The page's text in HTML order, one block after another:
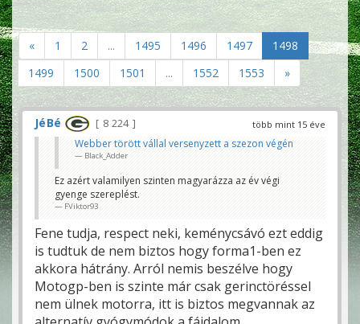
« 1 2 ... 1495 1496 1497
1498
1499
1500 1501 ... 1552 1553 »
több mint 15 éve
JéBé
8 224
Webber törött vállal versenyzett a szezon végén
Black_Adder
Ez azért valamilyen szinten magyarázza az év végi
gyenge szereplést.
FViktor93
Fene tudja, respect neki, keménycsávó ezt eddig
is tudtuk de nem biztos hogy forma1-ben ez
akkora hátrány. Arról nemis beszélve hogy
Motogp-ben is szinte már csak gerinctöréssel
nem ülnek motorra, itt is biztos megvannak az